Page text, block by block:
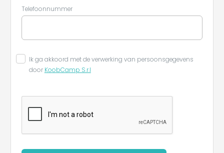
Telefoonnummer
Ik ga akkoord met de verwerking van persoonsgegevens
door KoobCamp S.r.l